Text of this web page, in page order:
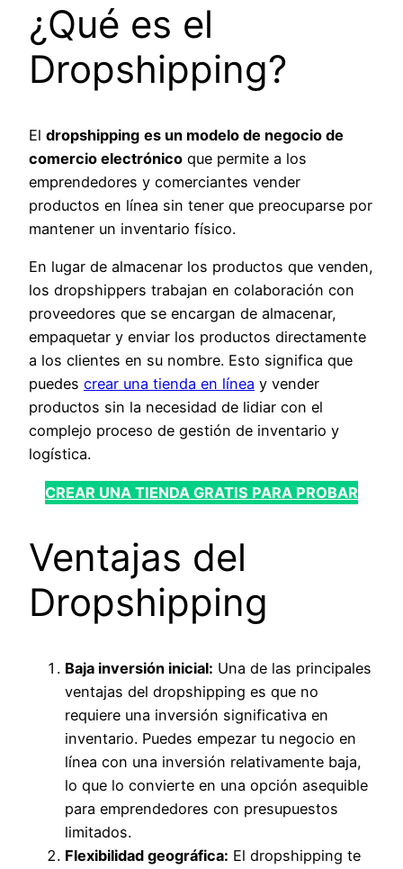
¿Qué es el
Dropshipping?
El dropshipping es un modelo de negocio de
comercio electrónico que permite a los
emprendedores y comerciantes vender
productos en línea sin tener que preocuparse por
mantener un inventario físico.
En lugar de almacenar los productos que venden,
los dropshippers trabajan en colaboración con
proveedores que se encargan de almacenar,
empaquetar y enviar los productos directamente
a los clientes en su nombre. Esto significa que
puedes crear una tienda en línea y vender
productos sin la necesidad de lidiar con el
complejo proceso de gestión de inventario y
logística.
CREAR UNA TIENDA GRATIS PARA PROBAR
Ventajas del
Dropshipping
Baja inversión inicial: Una de las principales
ventajas del dropshipping es que no
requiere una inversión significativa en
inventario. Puedes empezar tu negocio en
línea con una inversión relativamente baja,
lo que lo convierte en una opción asequible
para emprendedores con presupuestos
limitados.
Flexibilidad geográfica: El dropshipping te